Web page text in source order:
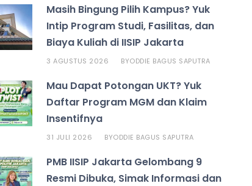
Masih Bingung Pilih Kampus? Yuk
Intip Program Studi, Fasilitas, dan
Biaya Kuliah di IISIP Jakarta
3 AGUSTUS 2026 BYODDIE BAGUS SAPUTRA
Mau Dapat Potongan UKT? Yuk
Daftar Program MGM dan Klaim
Insentifnya
31 JULI 2026 BYODDIE BAGUS SAPUTRA
PMB IISIP Jakarta Gelombang 9
Resmi Dibuka, Simak Informasi dan